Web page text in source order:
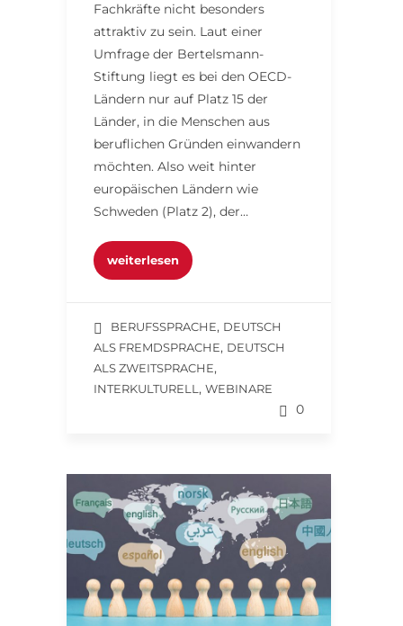
Fachkräfte nicht besonders
attraktiv zu sein. Laut einer
Umfrage der Bertelsmann-
Stiftung liegt es bei den OECD-
Ländern nur auf Platz 15 der
Länder, in die Menschen aus
beruflichen Gründen einwandern
möchten. Also weit hinter
europäischen Ländern wie
Schweden (Platz 2), der…
weiterlesen
BERUFSSPRACHE, DEUTSCH
ALS FREMDSPRACHE, DEUTSCH
ALS ZWEITSPRACHE,
INTERKULTURELL , WEBINARE
0